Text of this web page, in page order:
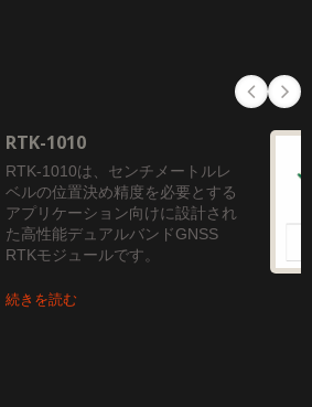
RTK-1010
RTK-1010は、センチメートルレ
ベルの位置決め精度を必要とする
アプリケーション向けに設計され
た高性能デュアルバンドGNSS
RTKモジュールです。
続きを読む